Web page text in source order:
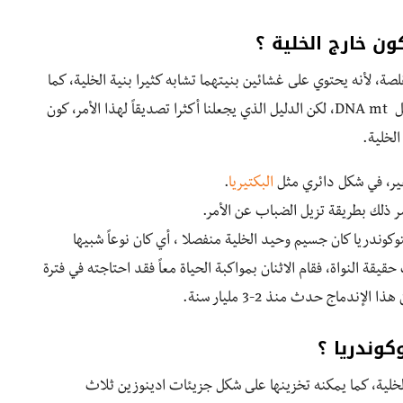
خارج الخلية ؟
لأنه يحتوي على غشائين بنيتهما تشابه كثيرا بنية الخلية، كما
أن الميتوكوندريا قادر على أن ينمو و يكبر، وينقسم بفضل DNA mt، لكن الدليل الذي يجعلنا أكثرا تصديقاً لهذا الأمر، كون
البكتيريا.
ذلك بطريقة تزيل الضباب عن الأمر.
كان جسيم وحيد الخلية منفصلا ، أي كان نوعاً شبيها
النواة، فقام الاثنان بمواكبة الحياة معاً فقد احتاجته في فترة
حدث منذ 2-3 مليار سنة.
؟
كما يمكنه تخزينها على شكل جزيئات ادينوزين ثلاث